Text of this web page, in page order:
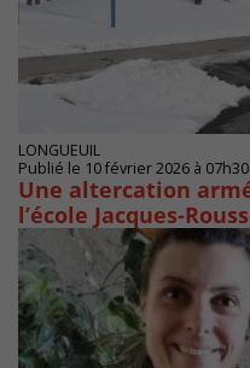
LONGUEUIL
Publié le 10 février 2026 à 07h30
Une altercation
l’école Jacques-